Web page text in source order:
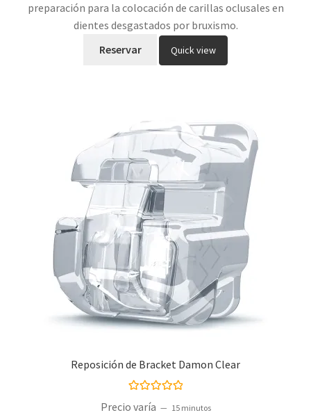
preparación para la colocación de carillas oclusales en
dientes desgastados por bruxismo.
Reservar
Quick view
Reposición de Bracket Damon Clear
Valorado con
Precio varía 15 minutos